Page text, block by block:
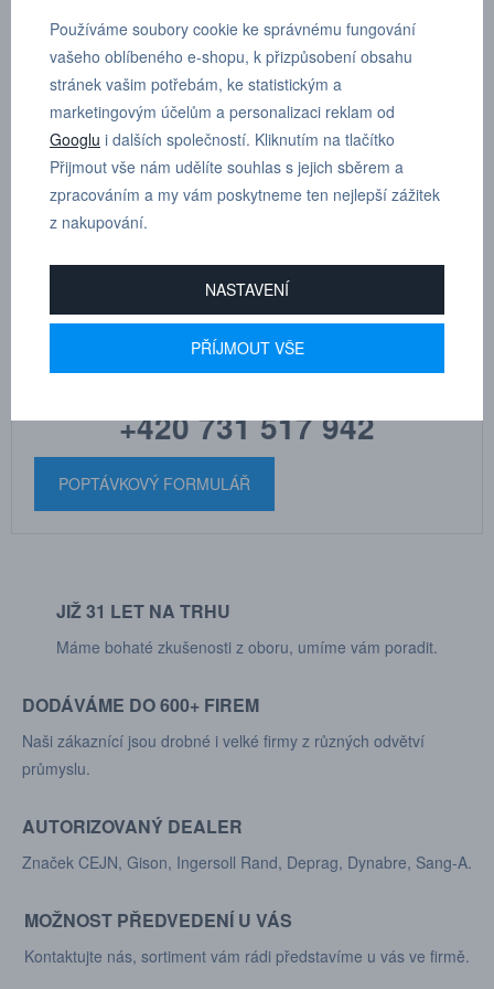
Úhlové šroubení otočné průchozí, vnitřní závit a vnější kónický závit
s teflonem, vnější šestihran R 1/8”, D 6 mm
Dle tloušťky hadice
MARTIN
DRHOLEC
technické poradenství
+420 731 517 942
POPTÁVKOVÝ FORMULÁŘ
JIŽ 31 LET NA TRHU
Máme bohaté zkušenosti z oboru, umíme vám poradit.
DODÁVÁME DO 600+ FIREM
Naši zákaznící jsou drobné i velké firmy z různých odvětví
průmyslu.
AUTORIZOVANÝ DEALER
Značek CEJN, Gison, Ingersoll Rand, Deprag, Dynabre, Sang-A.
MOŽNOST PŘEDVEDENÍ U VÁS
Kontaktujte nás, sortiment vám rádi představíme u vás ve firmě.
Používáme soubory cookie ke správnému fungování
vašeho oblíbeného e-shopu, k přizpůsobení obsahu
stránek vašim potřebám, ke statistickým a
marketingovým účelům a personalizaci reklam od
Googlu i dalších společností. Kliknutím na tlačítko
Přijmout vše nám udělíte souhlas s jejich sběrem a
zpracováním a my vám poskytneme ten nejlepší zážitek
z nakupování.
NASTAVENÍ
PŘÍJMOUT VŠE